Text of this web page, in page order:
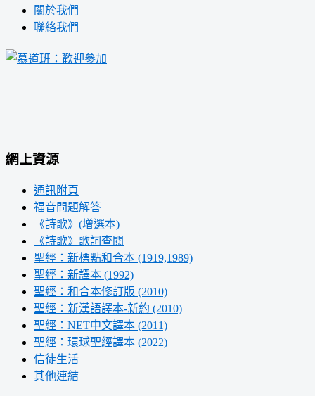
關於我們
聯絡我們
網上資源
通訊附頁
福音問題解答
《詩歌》(增選本)
《詩歌》歌詞查閱
聖經：新標點和合本 (1919,1989)
聖經：新譯本 (1992)
聖經：和合本修訂版 (2010)
聖經：新漢語譯本-新約 (2010)
聖經：NET中文譯本 (2011)
聖經：環球聖經譯本 (2022)
信徒生活
其他連結